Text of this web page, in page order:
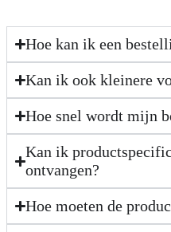
Hoe kan ik een
Kan ik ook kleinere
Hoe snel wordt mijn
Kan ik
ontvangen?
Hoe moeten de